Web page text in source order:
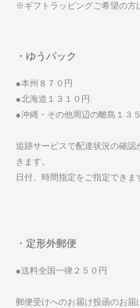
※ギフトラッピングご希望の方
・ゆうパック
●本州８７０円
●北海道１３１０円
●沖縄・その他周辺の離島１３
追跡サービスで配達状況の確
きます。
日付、時間指定をご指定できま
・定形外郵便
●送料全国一律２５０円
郵便受けへのお届け投函のお届